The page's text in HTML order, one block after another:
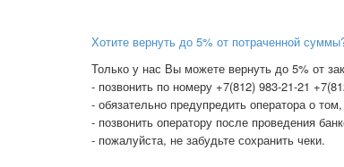
Хотите вернуть до 5% от потраченной
Только у нас Вы можете вернуть до 5% от
- позвонить по номеру +7(812) 983-21-21
- обязательно предупредить оператора о
- позвонить оператору после проведения
- пожалуйста, не забудьте сохранить чеки.